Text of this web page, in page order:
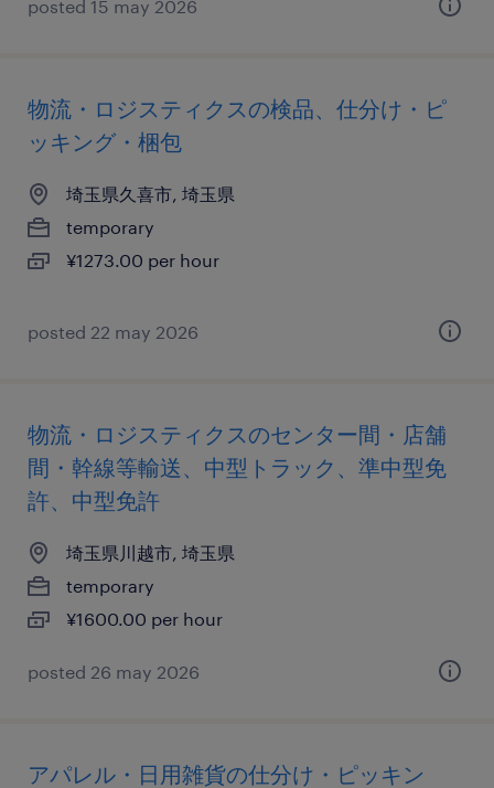
posted 15 may 2026
物流・ロジスティクスの検品、仕分け・ピ
ッキング・梱包
埼玉県久喜市, 埼玉県
temporary
¥1273.00 per hour
posted 22 may 2026
物流・ロジスティクスのセンター間・店舗
間・幹線等輸送、中型トラック、準中型免
許、中型免許
埼玉県川越市, 埼玉県
temporary
¥1600.00 per hour
posted 26 may 2026
アパレル・日用雑貨の仕分け・ピッキン